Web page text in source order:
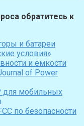
обратитесь к
и батареи
условия»
и емкости
of Power
для мобильных
по безопасности